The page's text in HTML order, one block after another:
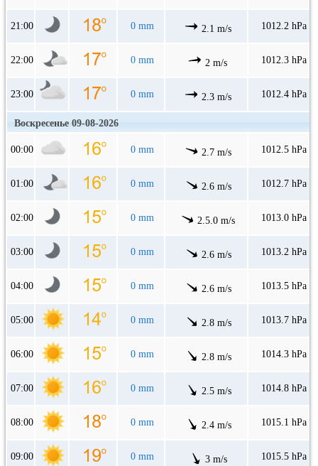
21:00 0 mm 2.1 m/s 1012.2 hPa
22:00 0 mm 2 m/s 1012.3 hPa
23:00 0 mm 2.3 m/s 1012.4 hPa
Воскресенье 09-08-2026
00:00 0 mm 2.7 m/s 1012.5 hPa
01:00 0 mm 2.6 m/s 1012.7 hPa
02:00 0 mm 2.5.0 m/s 1013.0 hPa
03:00 0 mm 2.6 m/s 1013.2 hPa
04:00 0 mm 2.6 m/s 1013.5 hPa
05:00 0 mm 2.8 m/s 1013.7 hPa
06:00 0 mm 2.8 m/s 1014.3 hPa
07:00 0 mm 2.5 m/s 1014.8 hPa
08:00 0 mm 2.4 m/s 1015.1 hPa
09:00 0 mm 3 m/s 1015.5 hPa